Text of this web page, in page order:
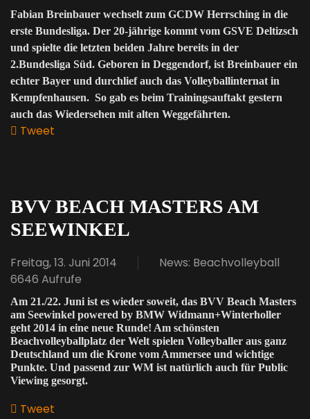
Fabian Breinbauer wechselt zum GCDW Herrsching in die
erste Bundesliga. Der 20-jährige kommt vom GSVE Deltizsch
und spielte die letzten beiden Jahre bereits in der
2.Bundesliga Süd. Geboren in Deggendorf, ist Breinbauer ein
echter Bayer und durchlief auch das Volleyballinternat in
Kempfenhausen. So gab es beim Trainingsauftakt gestern
auch das Wiedersehen mit alten Weggefährten.
Tweet
BVV BEACH MASTERS AM
SEEWINKEL
Freitag, 13. Juni 2014
News: Beachvolleyball
6646 Aufrufe
Am 21./22. Juni ist es wieder soweit, das BVV Beach Masters
am Seewinkel powered by BMW Widmann+Winterholler
geht 2014 in eine neue Runde! Am schönsten
Beachvolleyballplatz der Welt spielen Volleyballer aus ganz
Deutschland um die Krone vom Ammersee und wichtige
Punkte. Und passend zur WM ist natürlich auch für Public
Viewing gesorgt.
Tweet